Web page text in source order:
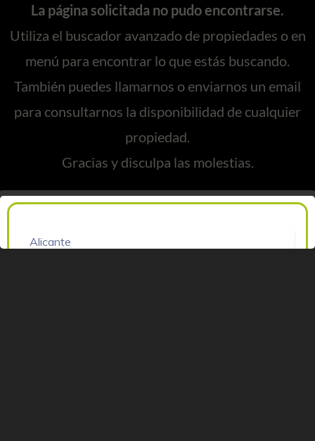
La página solicitada no pudo encontrarse.
Utiliza el buscador avanzado de propiedades o en
menú para encontrar lo que estás buscando.
También puedes llamarnos o enviarnos un email
para consultarnos la disponibilidad de cualquier
propiedad.
Gracias y disculpa las molestias.